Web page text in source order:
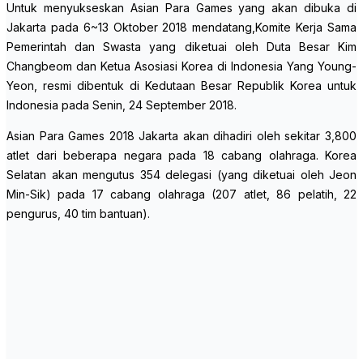
Untuk menyukseskan Asian Para Games yang akan dibuka di
Jakarta pada 6~13 Oktober 2018 mendatang,Komite Kerja Sama
Pemerintah dan Swasta yang diketuai oleh Duta Besar Kim
Changbeom dan Ketua Asosiasi Korea di Indonesia Yang Young-
Yeon, resmi dibentuk di Kedutaan Besar Republik Korea untuk
Indonesia pada Senin, 24 September 2018.
Asian Para Games 2018 Jakarta akan dihadiri oleh sekitar 3,800
atlet dari beberapa negara pada 18 cabang olahraga. Korea
Selatan akan mengutus 354 delegasi (yang diketuai oleh Jeon
Min-Sik) pada 17 cabang olahraga (207 atlet, 86 pelatih, 22
pengurus, 40 tim bantuan).